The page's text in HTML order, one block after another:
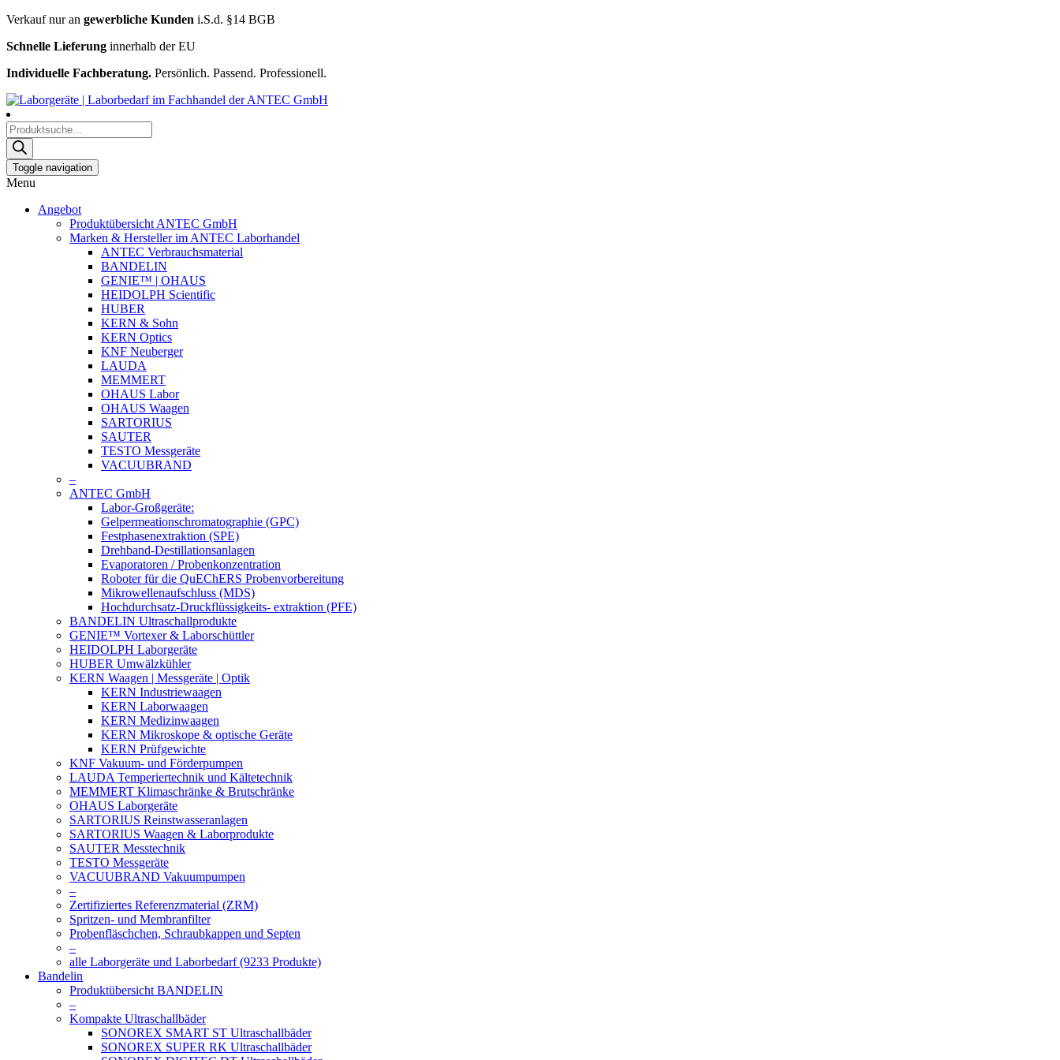
Verkauf nur an gewerbliche Kunden i.S.d. §14 BGB
Schnelle Lieferung innerhalb der EU
Individuelle Fachberatung. Persönlich. Passend. Professionell.
Products
search
Toggle navigation
Menu
Angebot
Produktübersicht ANTEC GmbH
Marken & Hersteller im ANTEC Laborhandel
ANTEC Verbrauchsmaterial
BANDELIN
GENIE™ | OHAUS
HEIDOLPH Scientific
HUBER
KERN & Sohn
KERN Optics
KNF Neuberger
LAUDA
MEMMERT
OHAUS Labor
OHAUS Waagen
SARTORIUS
SAUTER
TESTO Messgeräte
VACUUBRAND
–
ANTEC GmbH
Labor-Großgeräte:
Gelpermeationschromatographie (GPC)
Festphasenextraktion (SPE)
Drehband-Destillationsanlagen
Evaporatoren / Probenkonzentration
Roboter für die QuEChERS Probenvorbereitung
Mikrowellenaufschluss (MDS)
Hochdurchsatz-Druckflüssigkeits- extraktion (PFE)
BANDELIN Ultraschallprodukte
GENIE™ Vortexer & Laborschüttler
HEIDOLPH Laborgeräte
HUBER Umwälzkühler
KERN Waagen | Messgeräte | Optik
KERN Industriewaagen
KERN Laborwaagen
KERN Medizinwaagen
KERN Mikroskope & optische Geräte
KERN Prüfgewichte
KNF Vakuum- und Förderpumpen
LAUDA Temperiertechnik und Kältetechnik
MEMMERT Klimaschränke & Brutschränke
OHAUS Laborgeräte
SARTORIUS Reinstwasseranlagen
SARTORIUS Waagen & Laborprodukte
SAUTER Messtechnik
TESTO Messgeräte
VACUUBRAND Vakuumpumpen
–
Zertifiziertes Referenzmaterial (ZRM)
Spritzen- und Membranfilter
Probenfläschchen, Schraubkappen und Septen
–
alle Laborgeräte und Laborbedarf (9233 Produkte)
Bandelin
Produktübersicht BANDELIN
–
Kompakte Ultraschallbäder
SONOREX SMART ST Ultraschallbäder
SONOREX SUPER RK Ultraschallbäder